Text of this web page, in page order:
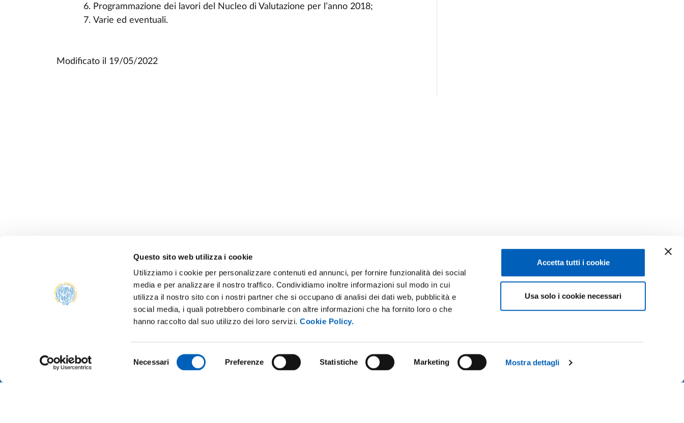
Questo sito web utilizza i cookie
Utilizziamo i cookie per personalizzare contenuti ed annunci, per fornire funzionalità dei social
media e per analizzare il nostro traffico. Condividiamo inoltre informazioni sul modo in cui
utilizza il nostro sito con i nostri partner che si occupano di analisi dei dati web, pubblicità e
social media, i quali potrebbero combinarle con altre informazioni che ha fornito loro o che
hanno raccolto dal suo utilizzo dei loro servizi.Cookie Policy.
del
Necessari Preferenze Statistiche Marketing Mostra dettagli
Accetta tutti i cookie
Usa solo i cookie necessari
CONTATTACI
Programmazione dei lavori del Nucleo di Valutazione per l’anno 2018;
Varie ed eventuali.
Modificato il 19/05/2022
Tel.+39 0521 902111
PEC:protocollo@pec.unipr.it
ALUMNI E AMICI DELL’UNIVERSITÀ DI
PARMA
ATENEO SOSTENIBILE
BANDI E CONCORSI
PERSONALE
PROTEZIONE DEI DATI - PRIVACY
SOSTIENI L'ATENEO
UFFICIO STAMPA
Facebook Linkedin